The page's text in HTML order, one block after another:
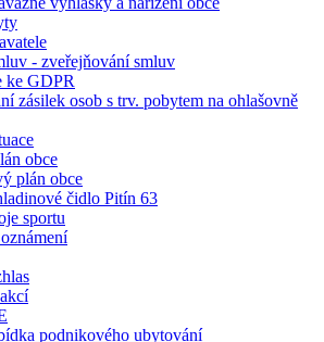
- zveřejňování smluv
ke GDPR
zásilek osob s trv. pobytem na ohlašovně
obce
plán obce
čidlo Pitín 63
sportu
podnikového ubytování